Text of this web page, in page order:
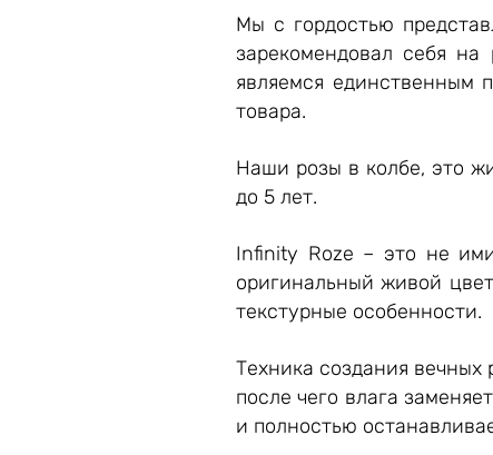
Мы с гордостью
зарекомендовал себя
являемся единственным
товара.
Наши розы в колбе, это
до 5 лет.
Infinity Roze – это не
оригинальный живой
текстурные особенности.
Техника создания вечных
после чего влага
и полностью